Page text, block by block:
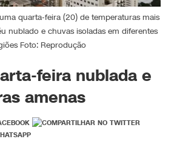
quarta-feira (20) de temperaturas mais
nublado e chuvas isoladas em diferentes
Foto: Reprodução
feira nublada e
amenas